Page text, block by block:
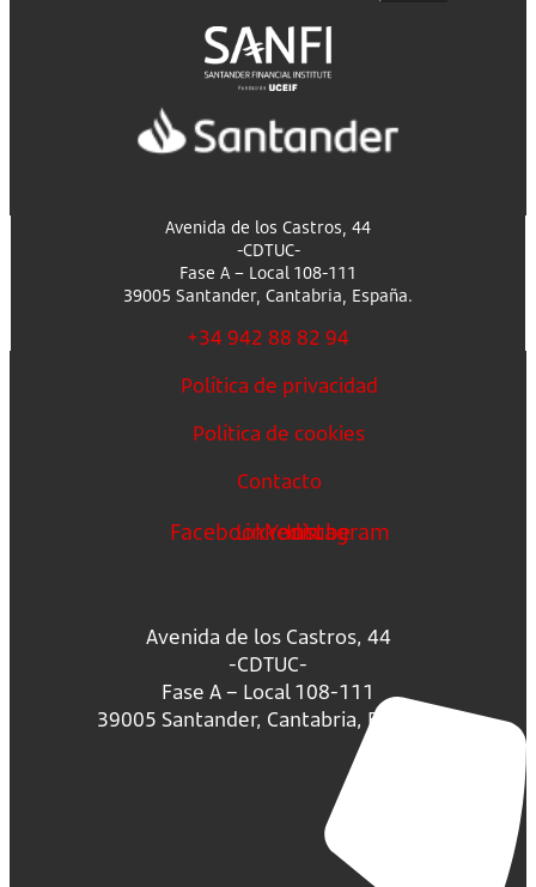
Avenida de los Castros, 44
-CDTUC-
Fase A – Local 108-111
39005 Santander, Cantabria, España.
+34 942 88 82 94
Política de privacidad
Política de cookies
Contacto
FacebookLinkedin
Youtube
Instagram
Avenida de los Castros, 44
-CDTUC-
Fase A – Local 108-111
39005 Santander, Cantabria, España.